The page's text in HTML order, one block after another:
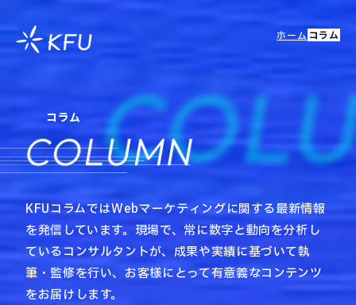
ホーム コラム
コラム
COLUMN
KFUコラムではWebマーケティングに関する最新情報
を発信しています。現場で、常に数字と動向を分析し
ているコンサルタントが、成果や実績に基づいて執
筆・監修を行い、お客様にとって有意義なコンテンツ
をお届けします。